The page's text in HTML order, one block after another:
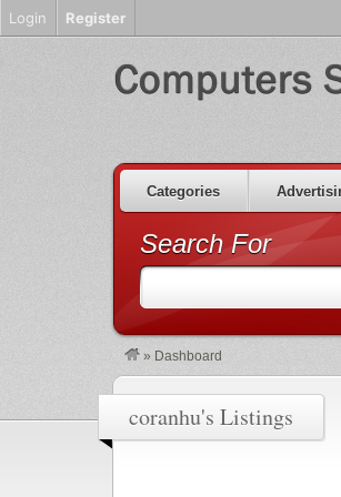
Categories
Search For
» Dashboard
coranhu's Listings
Login Register